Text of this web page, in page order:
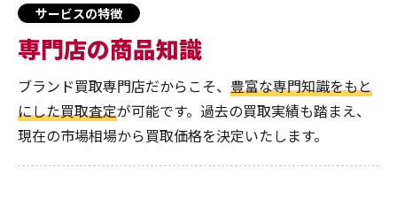
サービスの特徴
専門店の商品知識
ブランド買取専門店だからこそ、 豊富な専門知識をもと
にした買取査定が可能です。過去の買取実績も踏まえ、
現在の市場相場から買取価格を決定いたします。